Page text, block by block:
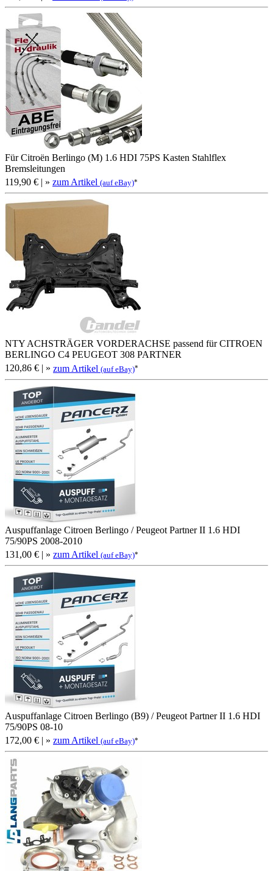
Für Citroën Berlingo (M) 1.6 HDI 75PS Kasten Stahlflex
Bremsleitungen
119,90 € | » zum Artikel (auf eBay)*
NTY ACHSTRÄGER VORDERACHSE passend für CITROEN
BERLINGO C4 PEUGEOT 308 PARTNER
120,86 € | » zum Artikel (auf eBay)*
Auspuffanlage Citroen Berlingo / Peugeot Partner II 1.6 HDI
75/90PS 2008-2010
131,00 € | » zum Artikel (auf eBay)*
Auspuffanlage Citroen Berlingo (B9) / Peugeot Partner II 1.6 HDI
75/90PS 08-10
172,00 € | » zum Artikel (auf eBay)*